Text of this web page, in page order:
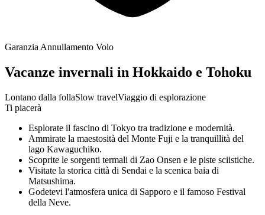
Garanzia Annullamento Volo
Vacanze invernali in Hokkaido e Tohoku
Lontano dalla follaSlow travelViaggio di esplorazione
Ti piacerà
Esplorate il fascino di Tokyo tra tradizione e modernità.
Ammirate la maestosità del Monte Fuji e la tranquillità del
lago Kawaguchiko.
Scoprite le sorgenti termali di Zao Onsen e le piste sciistiche.
Visitate la storica città di Sendai e la scenica baia di
Matsushima.
Godetevi l'atmosfera unica di Sapporo e il famoso Festival
della Neve.